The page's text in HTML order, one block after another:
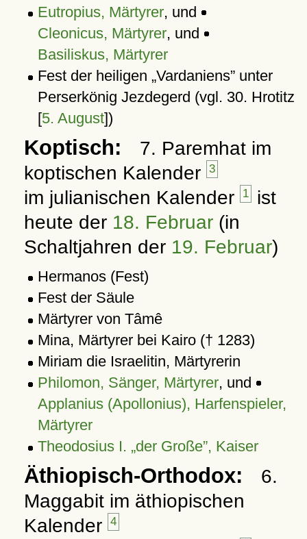
Eutropius, Märtyrer, und
Cleonicus, Märtyrer, und
Basiliskus, Märtyrer
Fest der heiligen Vardaniens unter
Perserkönig Jezdegerd (vgl. 30. Hrotitz
[5. August])
Koptisch:
7. Paremhat im
koptischen Kalender
3
im julianischen Kalender 1 ist
heute der 18. Februar(in
Schaltjahren der 19. Februar)
Hermanos (Fest)
Fest der Säule
Märtyrer von Tâmê
Mina, Märtyrer bei Kairo († 1283)
Miriam die Israelitin, Märtyrerin
Philomon, Sänger, Märtyrer, und
Applanius (Apollonius), Harfenspieler,
Märtyrer
Theodosius I. „der Große”, Kaiser
Äthiopisch-Orthodox:
6.
Maggabit im äthiopischen
Kalender
4